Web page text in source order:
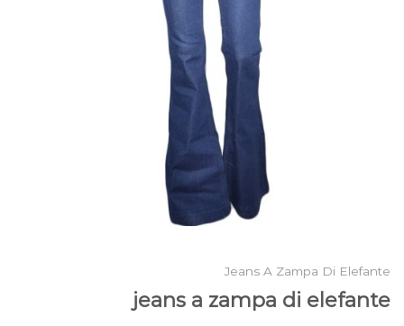
Jeans A Zampa Di Elefante
jeans a zampa di elefante